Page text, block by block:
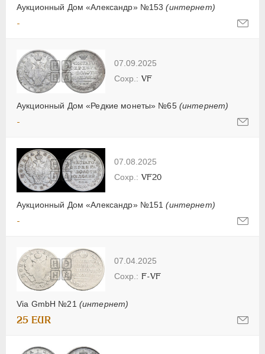
Аукционный Дом «Александр» №153(интернет)
-
07.09.2025
Аукционный Дом «Редкие монеты» №65 (интернет)
VF
-
07.08.2025
Аукционный Дом «Александр» №151(интернет)
VF20
-
07.04.2025
Via GmbH №21 (интернет)
F-VF
25 EUR